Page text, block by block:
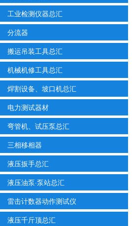
工业检测仪器总汇
分流器
搬运吊装工具总汇
机械机修工具总汇
焊割设备、坡口机总汇
电力测试器材
弯管机、试压泵总汇
三相移相器
液压扳手总汇
液压油泵·泵站总汇
雷击计数器动作测试仪
液压千斤顶总汇